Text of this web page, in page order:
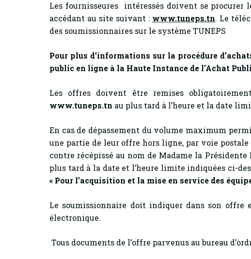
Les fournisseures intéressés doivent se procurer
accédant au site suivant : www.tuneps.tn. Le
des soumissionnaires sur le système TUNEPS
Pour plus d’informations sur la procédure
public en ligne à la Haute Instance de l’Achat
Les offres doivent être remises
www.tuneps.tn au plus tard à l’heure et la date
En cas de dépassement du volume maximum
une partie de leur offre hors ligne, par voie postale
contre récépissé au nom de Madame la Présidente
plus tard à la date et l’heure limite indiquées ci-
« Pour l’acquisition et la mise en service des
Le soumissionnaire doit indiquer dans son
électronique.
Tous documents de l’offre parvenus au bureau